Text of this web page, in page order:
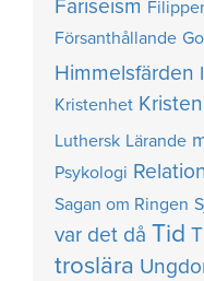
Fariseism
Försanthållande
Himmelsfärden
Kristenhet
Luthersk Lärande
Psykologi
Sagan om Ringen
var det då Tid
troslära